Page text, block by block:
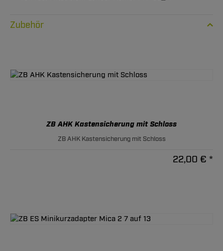
Zubehör
ZB AHK Kastensicherung mit Schloss
ZB AHK Kastensicherung mit Schloss
22,00 € *